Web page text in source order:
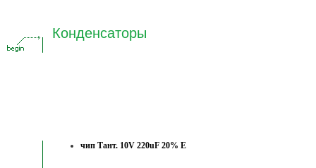
Конденсаторы
чип Тант. 10V 220uF 20% E